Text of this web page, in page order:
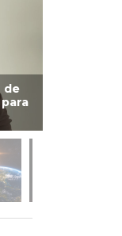
de